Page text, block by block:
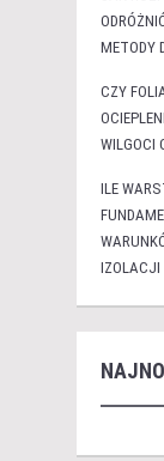
METODY
CZY
WILGOCI
ILE
IZOLACJI